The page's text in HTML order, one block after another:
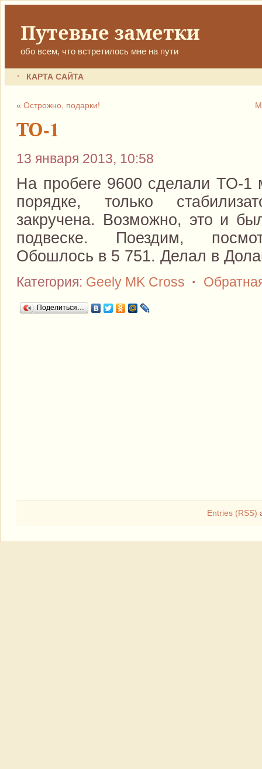
Путевые заметки
обо всем, что встретилось мне на пути
КАРТА САЙТА
«Острожно, подарки!
ТО-1
13 января 2013, 10:58
На пробеге 9600 сделали ТО-1
порядке, только
закручена. Возможно, это и
подвеске. Поездим,
Обошлось в 5 751. Делал в
Категория: Geely MK Cross ·
Поделиться…
Entries (RSS)